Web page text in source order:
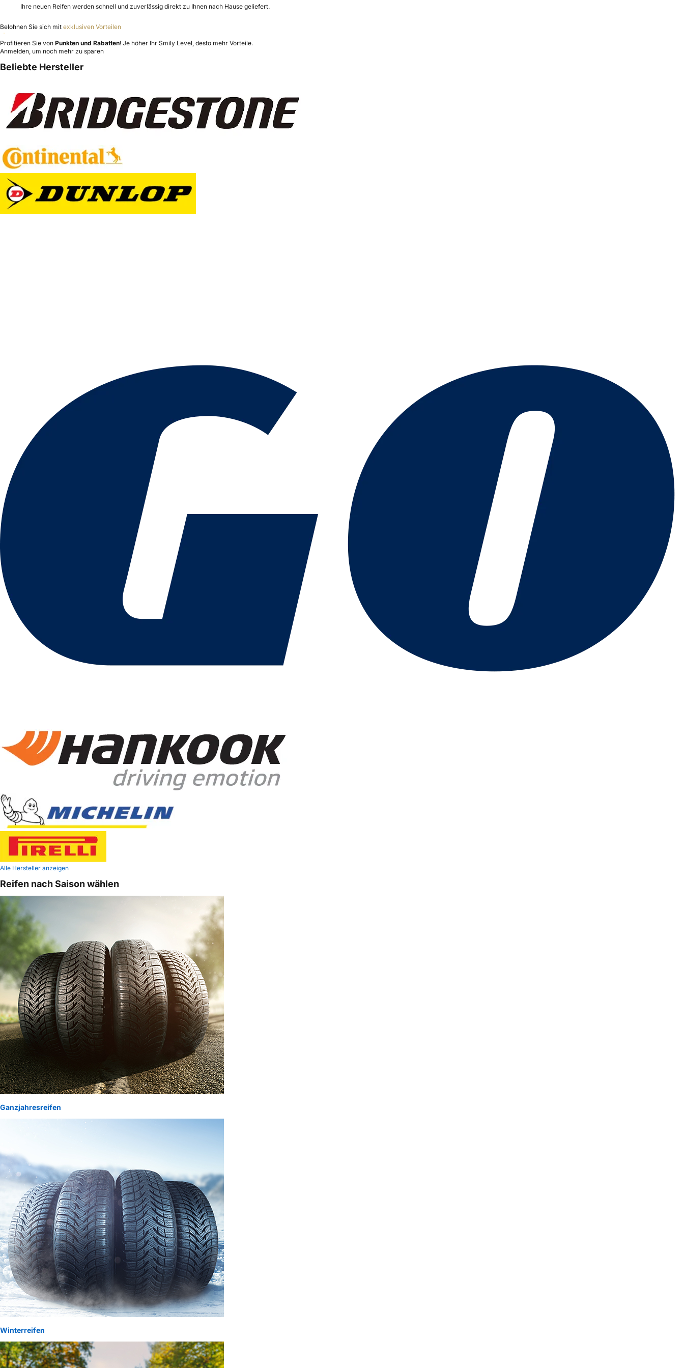
Ihre neuen Reifen werden schnell und zuverlässig direkt zu Ihnen nach Hause geliefert.
Belohnen Sie sich mit exklusiven Vorteilen
Profitieren Sie von Punkten und Rabatten! Je höher Ihr Smily Level, desto mehr Vorteile.
Anmelden, um noch mehr zu sparen
Beliebte Hersteller
Alle Hersteller anzeigen
Reifen nach Saison wählen
Ganzjahresreifen
Winterreifen